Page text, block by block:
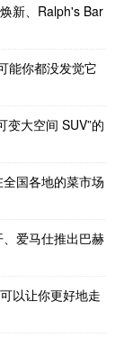
新、Ralph's Bar
能你都没发觉它
变大空间 SUV”的
国各地的菜市场
爱马仕推出巴赫
以让你更好地走